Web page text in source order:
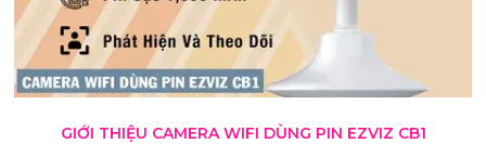
GIỚI THIỆU CAMERA WIFI DÙNG PIN EZVIZ CB1